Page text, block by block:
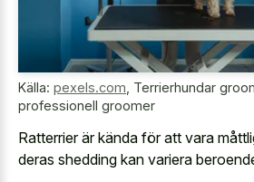
Källa: pexels.com Terrierhundar
professionell groomer
Ratterrier är kända för att vara
deras shedding kan variera